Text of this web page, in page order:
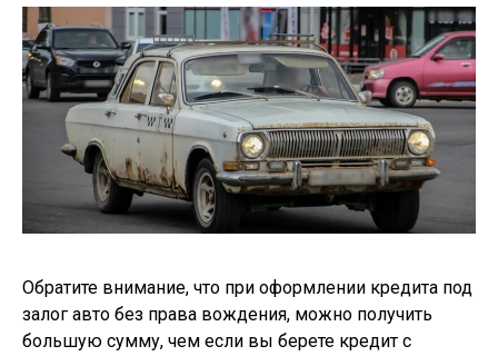
Обратите внимание, что при оформлении кредита под
залог авто без права вождения, можно получить
большую сумму, чем если вы берете кредит с